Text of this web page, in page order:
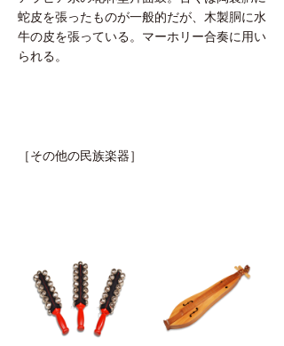
蛇皮を張ったものが一般的だが、木製胴に水
牛の皮を張っている。マーホリー合奏に用い
られる。
［その他の民族楽器］